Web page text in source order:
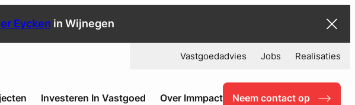
Eycken in Wijnegen
Vastgoedadvies Jobs Realisaties
Investeren In Vastgoed Over Immpact Neem contact op